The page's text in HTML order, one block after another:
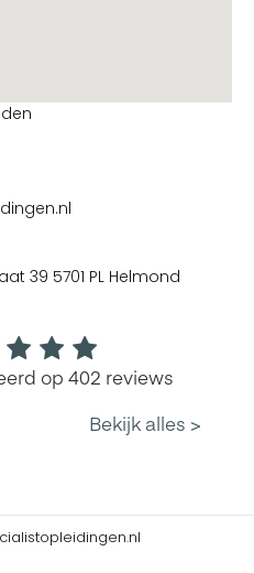
39 5701 PL Helmond